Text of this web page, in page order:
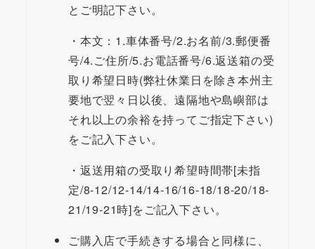
とご明記下さい。
・本文：1.車体番号/2.お名前/3.郵便番
号/4.ご住所/5.お電話番号/6.返送箱の受
取り希望日時(弊社休業日を除き本州主
要地で翌々日以後、遠隔地や島嶼部は
それ以上の余裕を持ってご指定下さい)
をご記入下さい。
・返送用箱の受取り希望時間帯[未指
定/8-12/12-14/14-16/16-18/18-20/18-
21/19-21時]をご記入下さい。
ご購入店で手続きする場合と同様に、